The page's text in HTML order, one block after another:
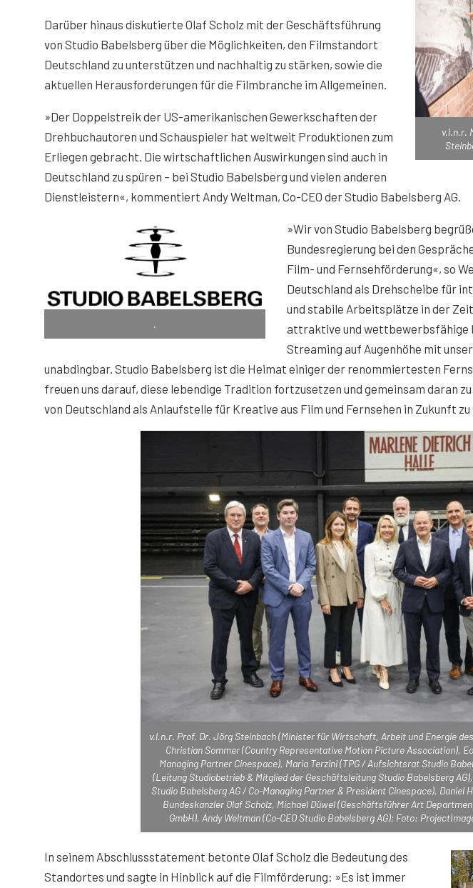
v.l.n.r.
Darüber hinaus diskutierte Olaf Scholz mit der Geschäftsführung
von Studio Babelsberg über die Möglichkeiten, den Filmstandort
Deutschland zu unterstützen und nachhaltig zu stärken, sowie die
aktuellen Herausforderungen für die Filmbranche im Allgemeinen.
»Der Doppelstreik der US-amerikanischen Gewerkschaften der
Drehbuchautoren und Schauspieler hat weltweit Produktionen zum
Erliegen gebracht. Die wirtschaftlichen Auswirkungen sind auch in
Deutschland zu spüren – bei Studio Babelsberg und vielen anderen
Dienstleistern«, kommentiert Andy Weltman, Co-CEO der Studio Babelsberg AG.
.
»Wir von Studio Babelsberg
Bundesregierung bei den
Film- und Fernsehförderung«, so
Deutschland als Drehscheibe für
und stabile Arbeitsplätze in der
attraktive und wettbewerbsfähige
Streaming auf Augenhöhe mit
unabdingbar. Studio Babelsberg ist die Heimat einiger der renommiertesten
freuen uns darauf, diese lebendige Tradition fortzusetzen und gemeinsam daran
von Deutschland als Anlaufstelle für Kreative aus Film und Fernsehen in Zukunft
v.l.n.r. Prof. Dr. Jörg Steinbach (Minister für Wirtschaft, Arbeit und Energie
Christian Sommer (Country Representative Motion Picture Association),
Managing Partner Cinespace), Maria Terzini (TPG / Aufsichtsrat Studio
(Leitung Studiobetrieb & Mitglied der Geschäftsleitung Studio Babelsberg
Studio Babelsberg AG / Co-Managing Partner & President Cinespace), Daniel
Bundeskanzler Olaf Scholz, Michael Düwel (Geschäftsführer Art
GmbH), Andy Weltman (Co-CEO Studio Babelsberg AG); Foto:
In seinem Abschlussstatement betonte Olaf Scholz die Bedeutung des
Standortes und sagte in Hinblick auf die Filmförderung: »Es ist immer